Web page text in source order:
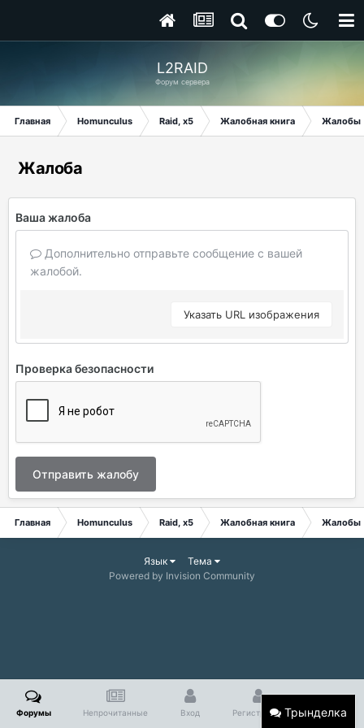
L2RAID
Форум сервера
Главная Homunculus Raid, x5 Жалобная книга Жалобы
Жалоба
Ваша жалоба
Дополнительно отправьте сообщение с вашей
жалобой.
Указать URL изображения
Проверка безопасности
Отправить жалобу
Главная Homunculus Raid, x5 Жалобная книга Жалобы
Трынделка
Язык
Тема
Powered by Invision Community
Форумы Непрочитанные Вход Регистрация Больше